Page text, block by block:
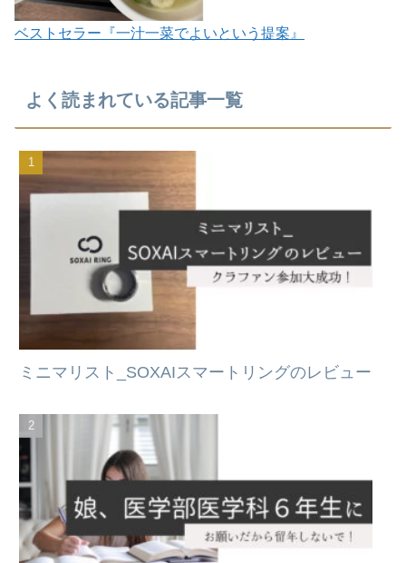
ベストセラー『一汁一菜でよいという提案』
よく読まれている記事一覧
ミニマリスト_SOXAIスマートリングのレビュー